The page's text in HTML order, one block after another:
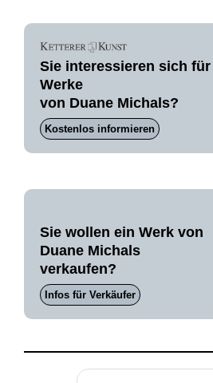
Sie interessieren sich für
Werke
von Duane Michals?
Kostenlos informieren
Sie wollen ein Werk von
Duane Michals
verkaufen?
Infos für Verkäufer